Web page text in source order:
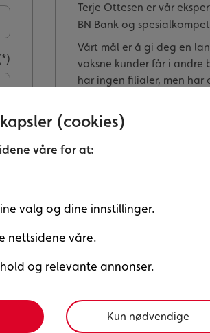
(cookies)
våre for at:
valg og dine innstillinger.
nettsidene våre.
og relevante annonser.
Kun nødvendige
Terje Ottesen er vår
BN Bank og
Vårt mål er å gi deg en
voksne kunder får i andre
har ingen filialer, men
Ønsker du å vite mer om
informasjon i
Alternativt kan du også
Les også